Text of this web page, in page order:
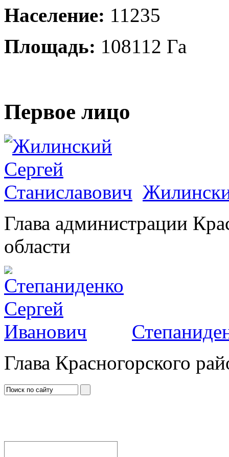
Население: 11235
Площадь: 108112 Га
Первое лицо
Глава администрации
области
Глава Красногорского